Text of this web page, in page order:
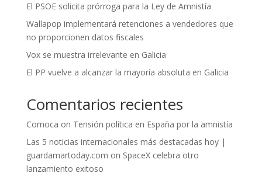
El PSOE solicita prórroga para la Ley de Amnistía
Wallapop implementará retenciones a vendedores que
no proporcionen datos fiscales
Vox se muestra irrelevante en Galicia
El PP vuelve a alcanzar la mayoría absoluta en Galicia
Comentarios recientes
Comoca on Tensión política en España por la amnistía
Las 5 noticias internacionales más destacadas hoy |
guardamartoday.com on SpaceX celebra otro
lanzamiento exitoso